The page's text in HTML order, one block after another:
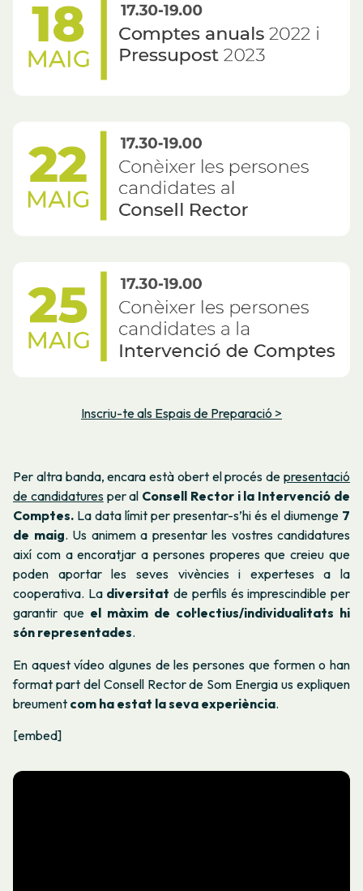
Inscriu-te als Espais de Preparació >
Per altra banda, encara està obert el procés de presentació
de candidaturesper al Consell Rector i la Intervenció de
Comptes. La data límit per presentar-s’hi és el diumenge 7
de maig. Us animem a presentar les vostres candidatures
així com a encoratjar a persones properes que creieu que
poden aportar les seves vivències i experteses a la
cooperativa. La diversitat de perfils és imprescindible per
garantir que el màxim de col·lectius/individualitats hi
són representades.
En aquest vídeo algunes de les persones que formen o han
format part del Consell Rector de Som Energia us expliquen
breument com ha estat la seva experiència.
[embed]